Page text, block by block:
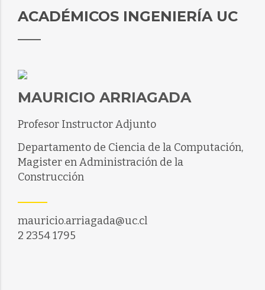
ACADÉMICOS INGENIERÍA UC
MAURICIO ARRIAGADA
Profesor Instructor Adjunto
Departamento de Ciencia de la Computación,
Magister en Administración de la
Construcción
mauricio.arriagada@uc.cl
2 2354 1795